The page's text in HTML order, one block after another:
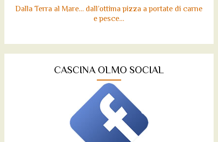
Dalla Terra al Mare… dall’ottima pizza a portate di carne
e pesce…
CASCINA OLMO SOCIAL